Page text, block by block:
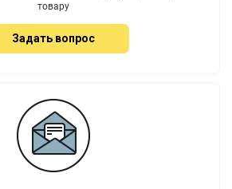
товару
Задать вопрос